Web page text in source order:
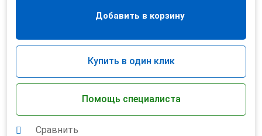
Добавить в корзину
Купить в один клик
Помощь специалиста
Сравнить